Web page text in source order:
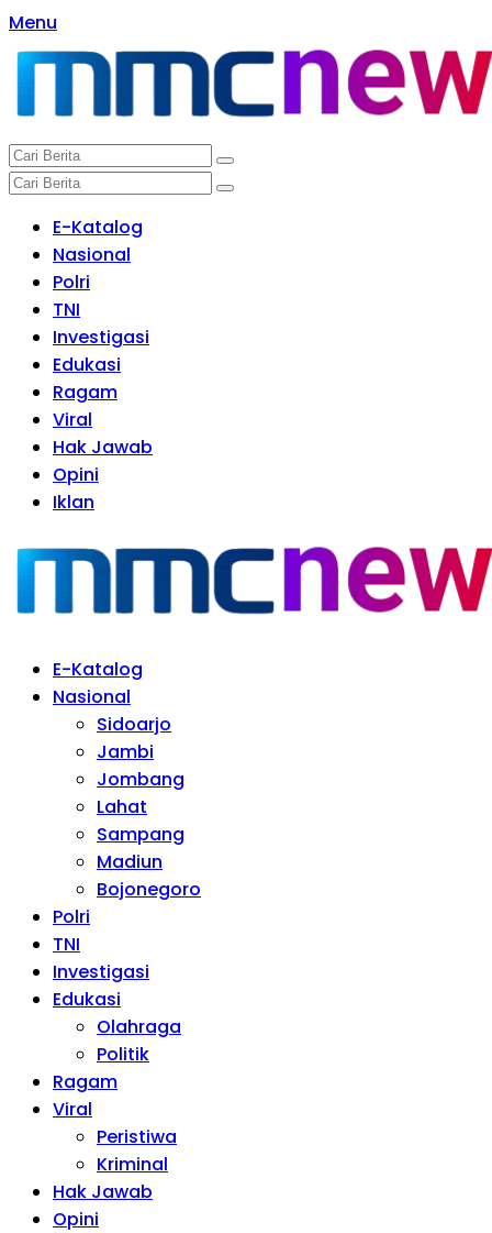
Langsung
ke
konten
Menu
E-Katalog
Nasional
Polri
TNI
Investigasi
Edukasi
Ragam
Viral
Hak Jawab
Opini
Iklan
E-Katalog
Nasional
Sidoarjo
Jambi
Jombang
Lahat
Sampang
Madiun
Bojonegoro
Polri
TNI
Investigasi
Edukasi
Olahraga
Politik
Ragam
Viral
Peristiwa
Kriminal
Hak Jawab
Opini